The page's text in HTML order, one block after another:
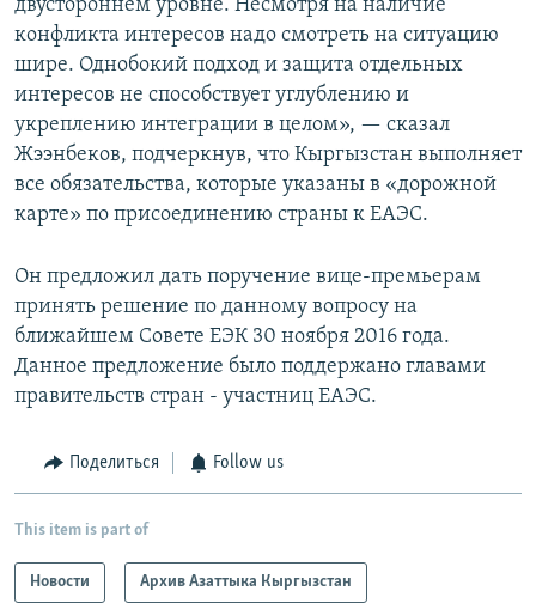
двустороннем уровне. Несмотря на наличие
конфликта интересов надо смотреть на ситуацию
шире. Однобокий подход и защита отдельных
интересов не способствует углублению и
укреплению интеграции в целом», — сказал
Жээнбеков, подчеркнув, что Кыргызстан выполняет
все обязательства, которые указаны в «дорожной
карте» по присоединению страны к ЕАЭС.
Он предложил дать поручение вице-премьерам
принять решение по данному вопросу на
ближайшем Совете ЕЭК 30 ноября 2016 года.
Данное предложение было поддержано главами
правительств стран - участниц ЕАЭС.
Поделиться Follow us
This item is part of
Новости Архив Азаттыка Кыргызстан